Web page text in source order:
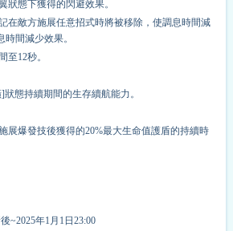
狀態下獲得的閃避效果。
在敵方施展任意招式時將被移除，使調息時間減
間減少效果。
至12秒。
態持續期間的生存續航能力。
展爆發技後獲得的20%最大生命值護盾的持續時
~2025年1月1日23:00